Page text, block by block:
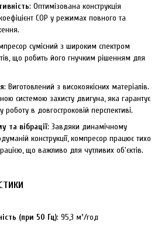
: Оптимізована конструкція
COP у режимах повного та
сумісний з широким спектром
що робить його гнучким рішенням для
: Виготовлений з високоякісних матеріалів.
системою захисту двигуна, яка гарантує
роботу в довгостроковій перспективі.
та вібрації: Завдяки динамічному
конструкції, компресор працює тихо
що важливо для чутливих об'єктів.
(при 50 Гц): 95,3 м³/год